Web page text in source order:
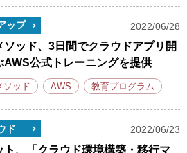
ップ 2022/06/28
ソッド、3日間でクラウドアプリ開
AWS公式トレーニングを提供
ソッド AWS 教育プログラム
ド 2022/06/23
ト、「クラウド環境構築・移行マ